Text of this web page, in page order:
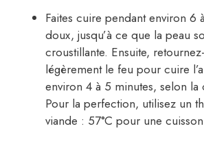
Faites cuire pendant environ 6
doux, jusqu’à ce que la peau
croustillante. Ensuite,
légèrement le feu pour cuire
environ 4 à 5 minutes, selon la
Pour la perfection, utilisez un
viande : 57°C pour une